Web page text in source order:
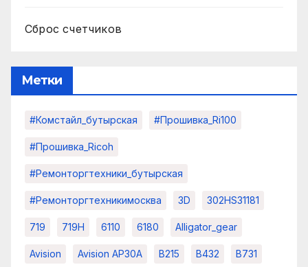
Сброс счетчиков
Метки
#комстайл_бутырская #прошивка_Ri100
#прошивка_Ricoh
#ремонторгтехники_бутырская
#ремонторгтехникимосква 3D 302HS31181
719 719H 6110 6180 Alligator_gear
Avision Avision AP30A B215 B432 B731